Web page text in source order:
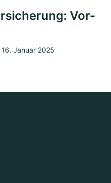
Vor-
16. Januar 2025